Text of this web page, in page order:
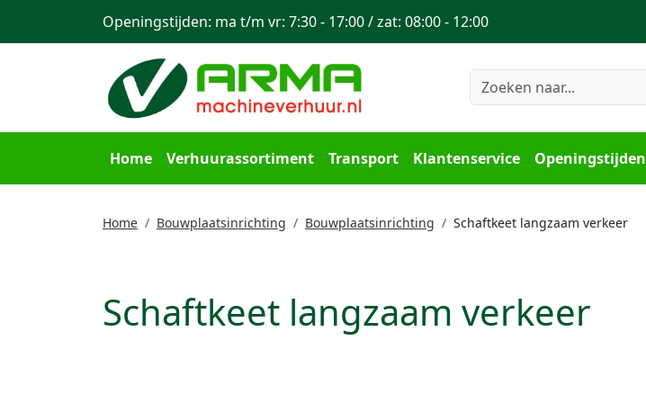
Home Verhuurassortiment Transport Klantenservice Openingstijden
Openingstijden: ma t/m vr: 7:30 - 17:00 / zat: 08:00 - 12:00
Home Bouwplaatsinrichting Bouwplaatsinrichting
Schaftkeet langzaam verkeer
Schaftkeet langzaam verkeer